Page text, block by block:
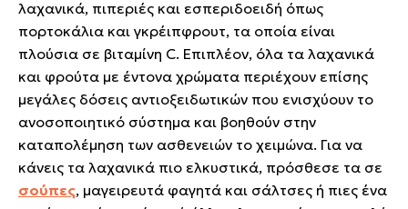
λαχανικά, πιπεριές και εσπεριδοειδή όπως
πορτοκάλια και γκρέιπφρουτ, τα οποία είναι
πλούσια σε βιταμίνη C. Επιπλέον, όλα τα λαχανικά
και φρούτα με έντονα χρώματα περιέχουν επίσης
μεγάλες δόσεις αντιοξειδωτικών που ενισχύουν το
ανοσοποιητικό σύστημα και βοηθούν στην
καταπολέμηση των ασθενειών το χειμώνα. Για να
κάνεις τα λαχανικά πιο ελκυστικά, πρόσθεσε τα σε
σούπες, μαγειρευτά φαγητά και σάλτσες ή πιες ένα